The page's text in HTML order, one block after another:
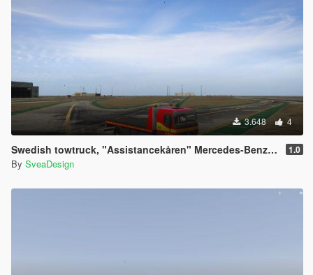
3.648 4
Swedish towtruck, "Assistancekåren" Mercedes-Benz Actros V. 1.0 1.0
By SveaDesign